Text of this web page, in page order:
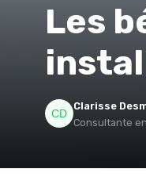
Les
Clarisse
Consultante